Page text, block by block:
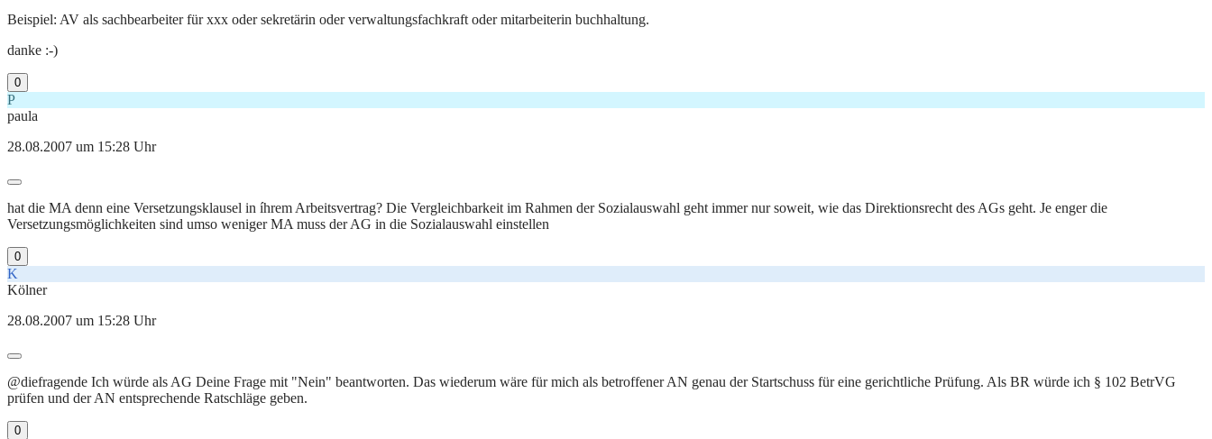
Beispiel: AV als sachbearbeiter für xxx oder sekretärin oder verwaltungsfachkraft oder mitarbeiterin buchhaltung.
danke :-)
0
P
paula
28.08.2007 um 15:28 Uhr
hat die MA denn eine Versetzungsklausel in íhrem Arbeitsvertrag? Die Vergleichbarkeit im Rahmen der Sozialauswahl geht immer nur soweit, wie das Direktionsrecht des AGs geht. Je enger die
Versetzungsmöglichkeiten sind umso weniger MA muss der AG in die Sozialauswahl einstellen
0
K
Kölner
28.08.2007 um 15:28 Uhr
@diefragende Ich würde als AG Deine Frage mit "Nein" beantworten. Das wiederum wäre für mich als betroffener AN genau der Startschuss für eine gerichtliche Prüfung. Als BR würde ich § 102 BetrVG
prüfen und der AN entsprechende Ratschläge geben.
0